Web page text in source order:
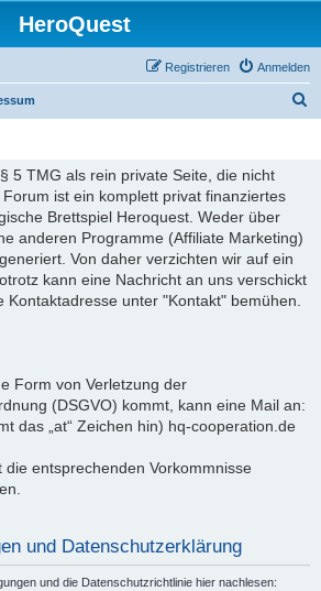
HeroQuest
Anmelden
Registrieren
5 TMG als rein private Seite, die nicht
ist ein komplett privat finanziertes
Brettspiel Heroquest. Weder über
anderen Programme (Affiliate Marketing)
Von daher verzichten wir auf ein
kann eine Nachricht an uns verschickt
Kontaktadresse unter "Kontakt" bemühen.
Form von Verletzung der
(DSGVO) kommt, kann eine Mail an:
das „at“ Zeichen hin) hq-cooperation.de
entsprechenden Vorkommnisse
und Datenschutzerklärung
und die Datenschutzrichtlinie hier nachlesen: